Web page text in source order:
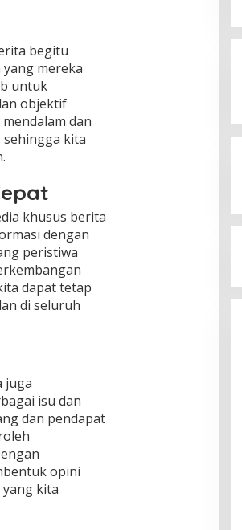
begitu
mereka
untuk
objektif
dan
kita
khusus berita
dengan
peristiwa
dapat tetap
di seluruh
juga
isu dan
dan pendapat
opini
kita